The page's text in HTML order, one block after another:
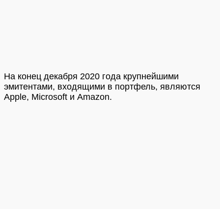
На конец декабря 2020 года крупнейшими
эмитентами, входящими в портфель, являются
Apple, Microsoft и Amazon.